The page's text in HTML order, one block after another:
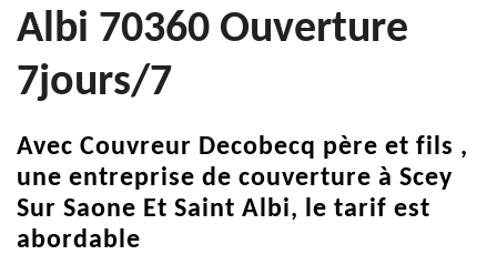
Albi 70360 Ouverture
7jours/7
Avec Couvreur Decobecq père et fils ,
une entreprise de couverture à Scey
Sur Saone Et Saint Albi, le tarif est
abordable